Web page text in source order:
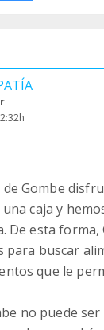
Gombe
caja y
De esta
para buscar
que le
no puede